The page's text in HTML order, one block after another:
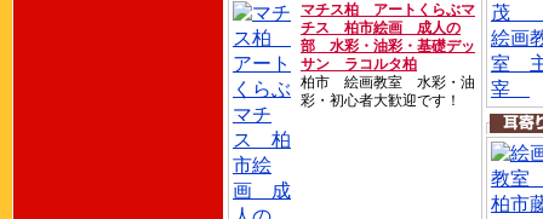
マチス柏 アートくらぶマ
チス 柏市絵画 成人の
部 水彩・油彩・基礎デッ
サン ラコルタ柏
柏市 絵画教室 水彩・油
彩・初心者大歓迎です！